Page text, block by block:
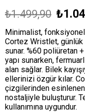
₺1.499,90
Minimalist,
Cortez Wristlet, günlük
sunar. %60 poliüretan
yapı sunarken,
alan sağlar. Bilek
ellerinizi özgür kılar.
çizgilerinden
nostaljiyle buluşturur.
kullanımına uygundur.